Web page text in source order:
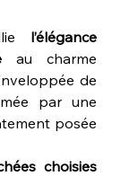
l’élégance
au charme
de
par une
posée
choisies